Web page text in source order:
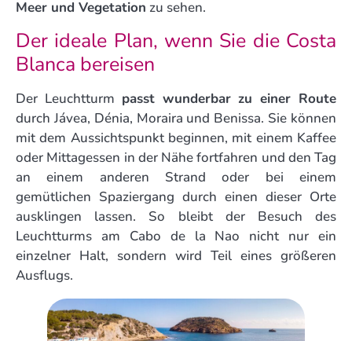
Meer und Vegetation zu sehen.
Der ideale Plan, wenn Sie die Costa
Blanca bereisen
Der Leuchtturm passt wunderbar zu einer Route
durch Jávea, Dénia, Moraira und Benissa. Sie können
mit dem Aussichtspunkt beginnen, mit einem Kaffee
oder Mittagessen in der Nähe fortfahren und den Tag
an einem anderen Strand oder bei einem
gemütlichen Spaziergang durch einen dieser Orte
ausklingen lassen. So bleibt der Besuch des
Leuchtturms am Cabo de la Nao nicht nur ein
einzelner Halt, sondern wird Teil eines größeren
Ausflugs.